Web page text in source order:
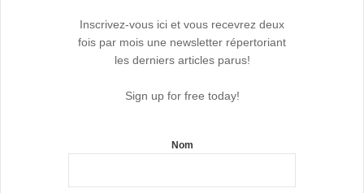
Inscrivez-vous ici et vous recevrez deux
fois par mois une newsletter répertoriant
les derniers articles parus!
Sign up for free today!
Nom